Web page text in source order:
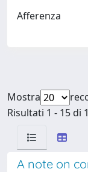
Afferenza
Mostra
Risultati 1 - 15 di
A note on